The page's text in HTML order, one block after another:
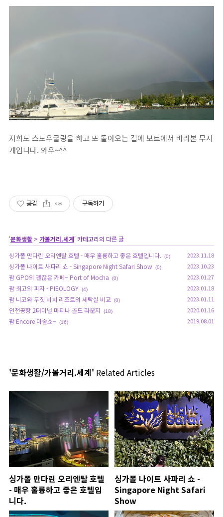
저희도 스노우쿨링을 하고 또 돌아오는 길에 보트에서 바라본 무지
개입니다. 와우~^^
공감 구독하기
'문화생활 > 가볼거리.세계' 카테고리의 다른 글
싱가폴 만다린 오리엔탈 호텔 - 매우 훌륭하고 좋은 호텔입니다. (0) 2023.11.18
싱가폴 나이트 사파리 쇼 - Singapore Night Safari Show (0) 2023.10.23
괌 GPO의 괜찮은 카페~ Port of Mocha (0) 2023.01.27
괌 최고의 피자 - PIEOLOGY (4) 2023.01.18
괌 니코와 두짓 비치 리조트의 세탁실 비교 (0) 2023.01.11
인천공항 2터미널 마티나 골드 라운지 (18) 2020.01.16
괌 Encore 마술쇼~ (16) 2019.08.01
'문화생활/가볼거리.세계' Related Articles
싱가폴 만다린 오리엔탈 호텔
- 매우 훌륭하고 좋은 호텔입
니다.
싱가폴 나이트 사파리 쇼 -
Singapore Night Safari
Show